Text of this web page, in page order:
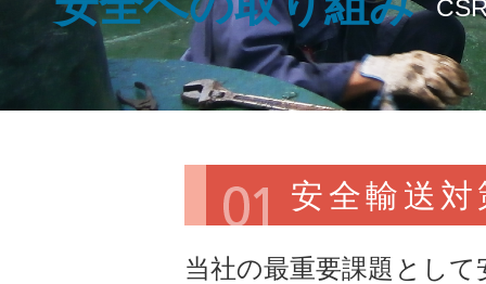
安全輸送
当社の最重要課題とし